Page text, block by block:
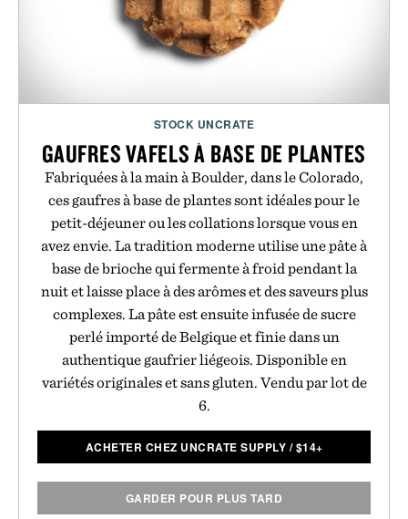
STOCK UNCRATE
GAUFRES VAFELS À BASE DE PLANTES
Fabriquées à la main à Boulder, dans le Colorado,
ces gaufres à base de plantes sont idéales pour le
petit-déjeuner ou les collations lorsque vous en
avez envie. La tradition moderne utilise une pâte à
base de brioche qui fermente à froid pendant la
nuit et laisse place à des arômes et des saveurs plus
complexes. La pâte est ensuite infusée de sucre
perlé importé de Belgique et finie dans un
authentique gaufrier liégeois. Disponible en
variétés originales et sans gluten. Vendu par lot de
6.
ACHETER CHEZ UNCRATE SUPPLY /$14+
GARDER POUR PLUS TARD